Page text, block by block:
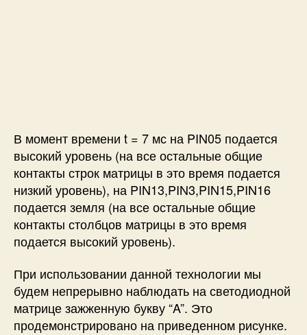
В момент времени t = 7 мс на PIN05 подается
высокий уровень (на все остальные общие
контакты строк матрицы в это время подается
низкий уровень), на PIN13,PIN3,PIN15,PIN16
подается земля (на все остальные общие
контакты столбцов матрицы в это время
подается высокий уровень).
При использовании данной технологии мы
будем непрерывно наблюдать на светодиодной
матрице зажженную букву “A”. Это
продемонстрировано на приведенном рисунке.